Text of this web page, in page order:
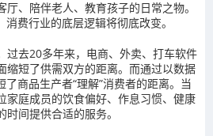
、陪伴老人、教育孩子的日常之物。
费行业的底层逻辑将彻底改变。
过去20多年来，电商、外卖、打车软件
缩短了供需双方的距离。而通过以数据
商品生产者“理解”消费者的距离。当
家庭成员的饮食偏好、作息习惯、健康
间提供合适的服务。